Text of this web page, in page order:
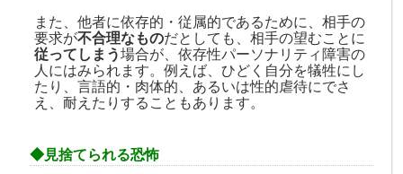
また、他者に依存的・従属的であるために、相手の
要求が不合理なものだとしても、相手の望むことに
従ってしまう場合が、依存性パーソナリティ障害の
人にはみられます。例えば、ひどく自分を犠牲にし
たり、言語的・肉体的、あるいは性的虐待にでさ
え、耐えたりすることもあります。
◆見捨てられる恐怖